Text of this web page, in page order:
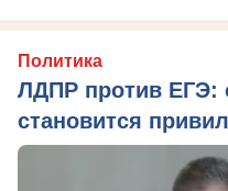
Политика
ЛДПР против ЕГЭ:
становится